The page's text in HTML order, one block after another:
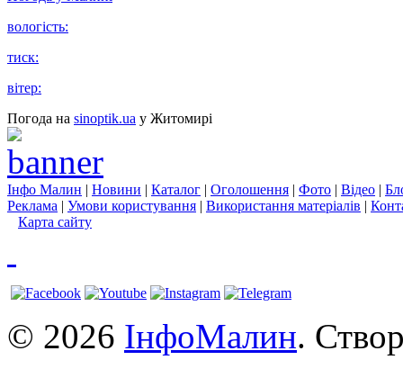
вологість:
тиск:
вітер:
Погода на sinoptik.ua у Житомирі
Інфо Малин | Новини | Каталог | Оголошення | Фото | Відео |
Реклама | Умови користування | Використання матеріалів |
Карта сайту
© 2026 ІнфоМалин.